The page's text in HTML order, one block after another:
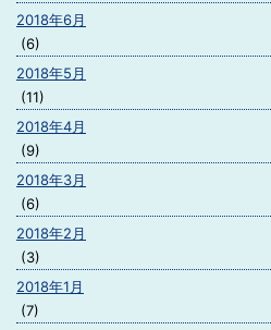
2018年6月
(6)
2018年5月
(11)
2018年4月
(9)
2018年3月
(6)
2018年2月
(3)
2018年1月
(7)